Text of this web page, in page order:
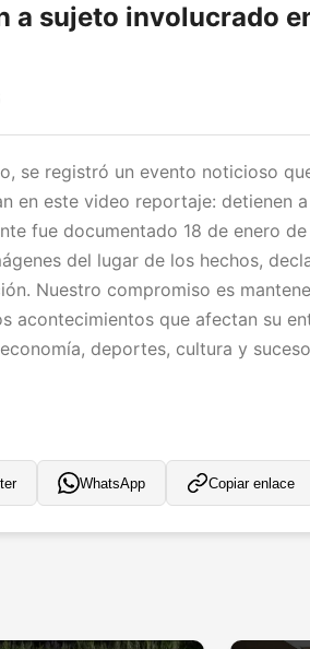
a sujeto involucrado
se registró un evento noticioso
en este video reportaje: detienen
fue documentado 18 de enero
del lugar de los hechos,
Nuestro compromiso es
acontecimientos que afectan su
deportes, cultura y
WhatsApp Copiar enlace